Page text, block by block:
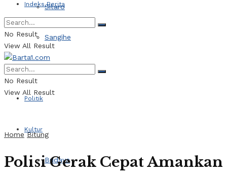
Sitaro
Sangihe
Politik
Kultur
Budaya
Indeks Berita
No Result
View All Result
No Result
View All Result
Home Bitung
Polisi Gerak Cepat Amankan